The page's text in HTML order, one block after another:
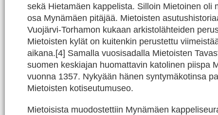
sekä Hietamäen kappelista. Silloin Mietoinen oli
osa Mynämäen pitäjää. Mietoisten
Vuojärvi-Torhamon kukaan arkistolähteiden
Mietoisten kylät on kuitenkin perustettu
aikana.[4] Samalla vuosisadalla Mietoisten
suomen keskiajan huomattavin katolinen piispa
vuonna 1357. Nykyään hänen syntymäkotinsa
Mietoisten kotiseutumuseo.
Mietoisista muodostettiin Mynämäen